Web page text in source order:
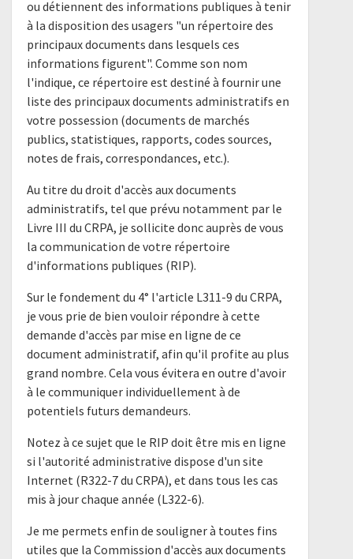
ou détiennent des informations publiques à tenir
à la disposition des usagers "un répertoire des
principaux documents dans lesquels ces
informations figurent". Comme son nom
l'indique, ce répertoire est destiné à fournir une
liste des principaux documents administratifs en
votre possession (documents de marchés
publics, statistiques, rapports, codes sources,
notes de frais, correspondances, etc.).
Au titre du droit d'accès aux documents
administratifs, tel que prévu notamment par le
Livre III du CRPA, je sollicite donc auprès de vous
la communication de votre répertoire
d'informations publiques (RIP).
Sur le fondement du 4° l'article L311-9 du CRPA,
je vous prie de bien vouloir répondre à cette
demande d'accès par mise en ligne de ce
document administratif, afin qu'il profite au plus
grand nombre. Cela vous évitera en outre d'avoir
à le communiquer individuellement à de
potentiels futurs demandeurs.
Notez à ce sujet que le RIP doit être mis en ligne
si l'autorité administrative dispose d'un site
Internet (R322-7 du CRPA), et dans tous les cas
mis à jour chaque année (L322-6).
Je me permets enfin de souligner à toutes fins
utiles que la Commission d'accès aux documents